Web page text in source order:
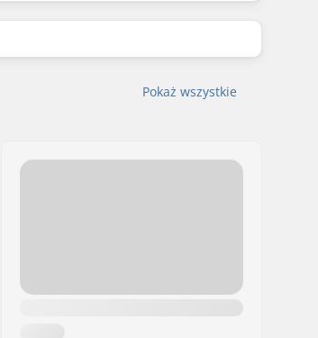
Pokaż wszystkie